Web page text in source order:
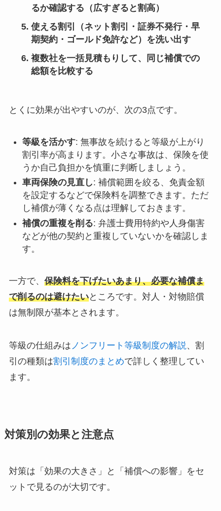
るか確認する（広すぎると割高）
使える割引（ネット割引・証券不発行・早
期契約・ゴールド免許など）を洗い出す
複数社を一括見積もりして、同じ補償での
総額を比較する
とくに効果が出やすいのが、次の3点です。
等級を活かす: 無事故を続けると等級が上がり
割引率が高まります。小さな事故は、保険を使
うか自己負担かを慎重に判断しましょう。
車両保険の見直し: 補償範囲を絞る、免責金額
を設定するなどで保険料を調整できます。ただ
し補償が薄くなる点は理解しておきます。
補償の重複を削る: 弁護士費用特約や人身傷害
などが他の契約と重複していないかを確認しま
す。
一方で、 保険料を下げたいあまり、必要な補償ま
で削るのは避けたいところです。対人・対物賠償
は無制限が基本とされます。
等級の仕組みは ノンフリート等級制度の解説、割
引の種類は割引制度のまとめで詳しく整理してい
ます。
対策別の効果と注意点
対策は「効果の大きさ」と「補償への影響」をセ
ットで見るのが大切です。